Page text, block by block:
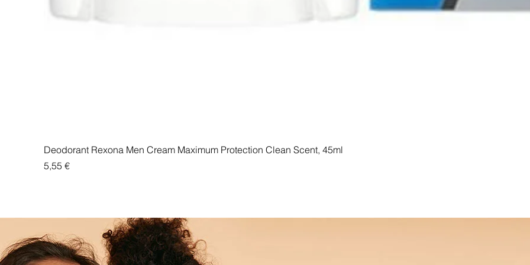
Deodorant Rexona Men Cream Maximum Protection Clean Scent, 45ml
Price
5,55 €